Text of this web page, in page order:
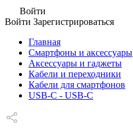
Войти
Войти Зарегистрироваться
Главная
Смартфоны и аксессуары
Аксессуары и гаджеты
Кабели и переходники
Кабели для смартфонов
USB-C - USB-C